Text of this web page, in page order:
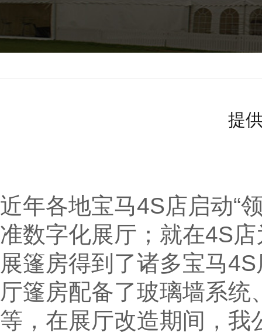
上海>大棚租用>帐篷出租
提
近年各地宝马4S店启动“
准数字化展厅；就在4S
展篷房得到了诸多宝马
厅篷房配备了玻璃墙系
等，在展厅改造期间，我